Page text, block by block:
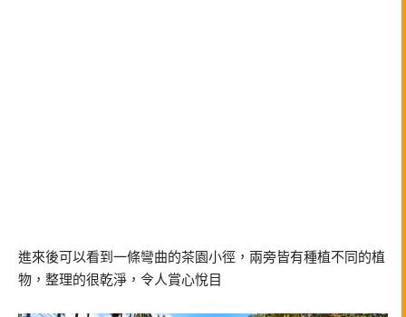
進來後可以看到一條彎曲的茶園小徑，兩旁皆有種植不同的植
物，整理的很乾淨，令人賞心悅目